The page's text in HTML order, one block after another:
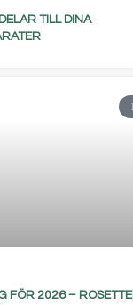
TILL DINA
FÖR 2026 –